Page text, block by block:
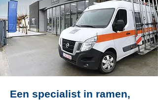
Een specialist in ramen,